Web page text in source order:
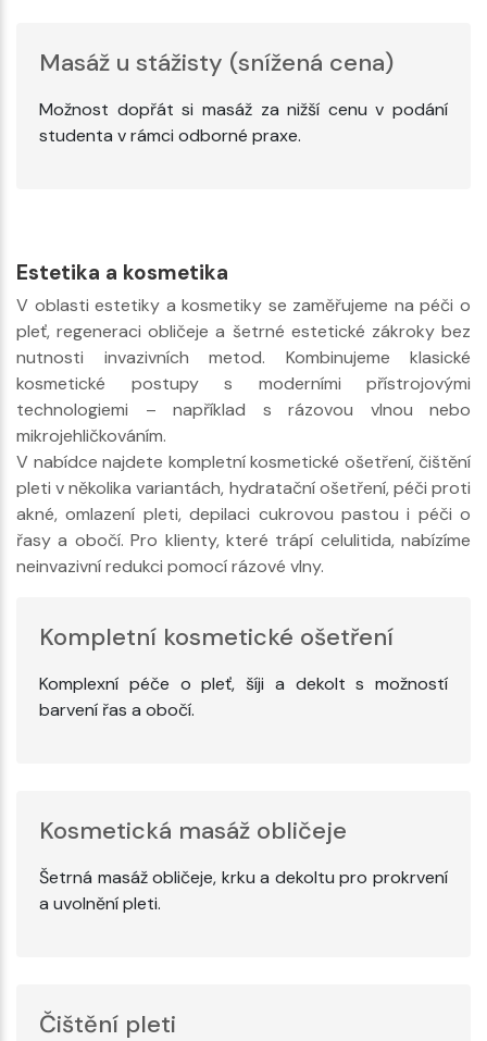
Masáž u stážisty (snížená cena)
Možnost dopřát si masáž za nižší cenu v podání
studenta v rámci odborné praxe.
Estetika a kosmetika
V oblasti estetiky a kosmetiky se zaměřujeme na péči o
pleť, regeneraci obličeje a šetrné estetické zákroky bez
nutnosti invazivních metod. Kombinujeme klasické
kosmetické postupy s moderními přístrojovými
technologiemi – například s rázovou vlnou nebo
mikrojehličkováním.
V nabídce najdete kompletní kosmetické ošetření, čištění
pleti v několika variantách, hydratační ošetření, péči proti
akné, omlazení pleti, depilaci cukrovou pastou i péči o
řasy a obočí. Pro klienty, které trápí celulitida, nabízíme
neinvazivní redukci pomocí rázové vlny.
Kompletní kosmetické ošetření
Komplexní péče o pleť, šíji a dekolt s možností
barvení řas a obočí.
Kosmetická masáž obličeje
Šetrná masáž obličeje, krku a dekoltu pro prokrvení
a uvolnění pleti.
Čištění pleti